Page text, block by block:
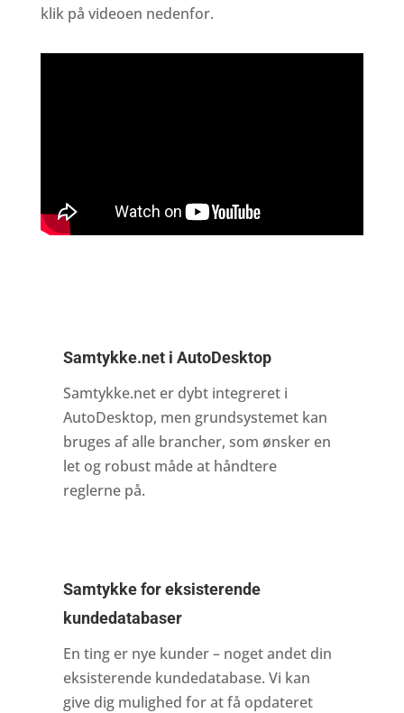
klik på videoen nedenfor.
Samtykke.net i AutoDesktop
Samtykke.net er dybt integreret i
AutoDesktop, men grundsystemet kan
bruges af alle brancher, som ønsker en
let og robust måde at håndtere
reglerne på.
Samtykke for eksisterende
kundedatabaser
En ting er nye kunder – noget andet din
eksisterende kundedatabase. Vi kan
give dig mulighed for at få opdateret